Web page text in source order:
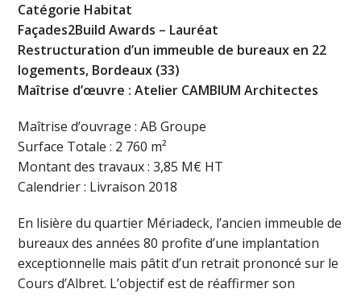
Catégorie Habitat
Façades2Build Awards – Lauréat
Restructuration d’un immeuble de bureaux en 22
logements, Bordeaux (33)
Maîtrise d’œuvre : Atelier CAMBIUM Architectes
Maîtrise d’ouvrage : AB Groupe
Surface Totale : 2 760 m²
Montant des travaux : 3,85 M€ HT
Calendrier : Livraison 2018
En lisière du quartier Mériadeck, l’ancien immeuble de
bureaux des années 80 profite d’une implantation
exceptionnelle mais pâtit d’un retrait prononcé sur le
Cours d’Albret. L’objectif est de réaffirmer son